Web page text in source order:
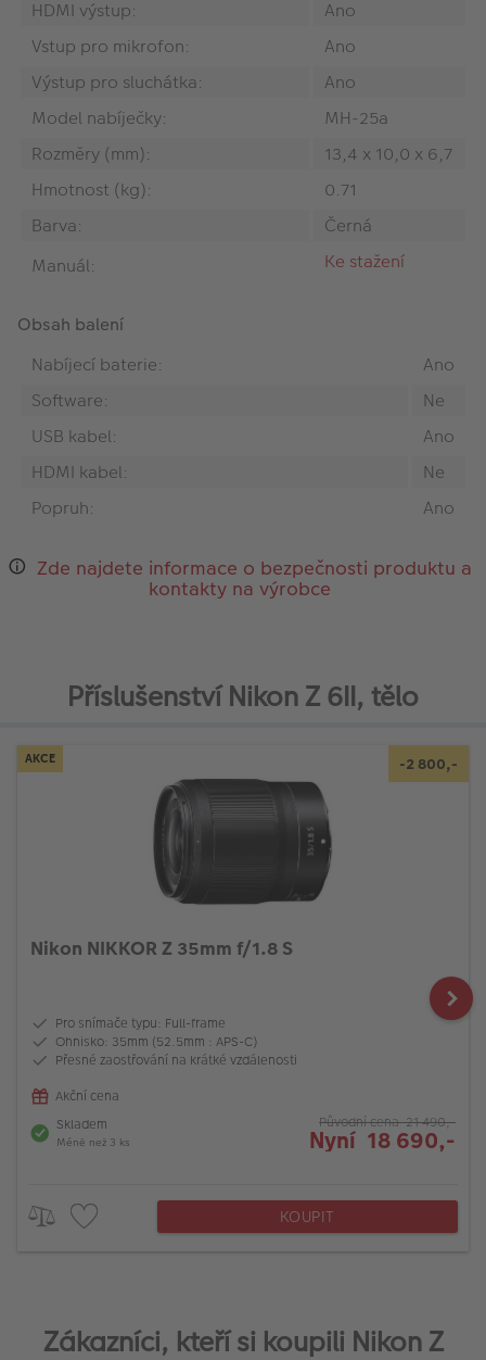
HDMI výstup:
Ano
Vstup pro mikrofon:
Ano
Výstup pro sluchátka:
Ano
Model nabíječky:
MH-25a
Rozměry (mm):
13,4 x 10,0 x 6,7
Hmotnost (kg):
0.71
Barva:
Černá
Manuál:
Ke stažení
Obsah balení
Nabíjecí baterie:
Ano
Software:
Ne
USB kabel:
Ano
HDMI kabel:
Ne
Popruh:
Ano
Zde najdete informace o bezpečnosti produktu a
kontakty na výrobce
Příslušenství Nikon Z 6II, tělo
AKCE -2 800,-
Nikon NIKKOR Z 35mm f/1.8 S
Pro snímače typu: Full-frame
Ohnisko: 35mm (52.5mm : APS-C)
Přesné zaostřování na krátké vzdálenosti
Akční cena
Skladem
Méně než 3 ks
Původní cena 21 490,-
Nyní 18 690,-
KOUPIT
Zákazníci, kteří si koupili Nikon Z